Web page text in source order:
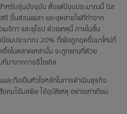
ำหรับรุ่นปัจจุบัน ตั้งแต่ปีงบประมาณนี้ นิส
ซี ชิ้นส่วนเพลา และชุดสายไฟที่ทำจาก
ริกา และยุโรป ด้วยเหตุนี้ ภายในสิ้น
ยมประมาณ 20% ที่เพิ่งถูกขุดขึ้นมาใหม่ที่
อในตลาดเหล่านั้น จะถูกแทนที่ด้วย
มาจากการรีไซเคิล
ะถือเป็นหัวใจหลักในการดำเนินธุรกิจ
คมไร้มลพิษ ไร้อุบัติเหตุ อย่างเท่าเทียม